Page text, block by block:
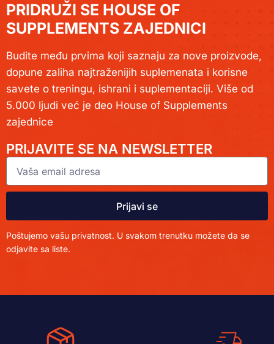
PRIDRUŽI SE HOUSE OF
SUPPLEMENTS ZAJEDNICI
Budite među prvima koji saznaju za nove proizvode,
dopune zaliha najtraženijih suplemenata i korisne
savete o treningu, ishrani i suplementaciji. Više od
5.000 ljudi već je deo House of Supplements
zajednice
PRIJAVITE SE NA NEWSLETTER
Prijavi se
Poštujemo vašu privatnost. U svakom trenutku možete da se
odjavite sa liste.